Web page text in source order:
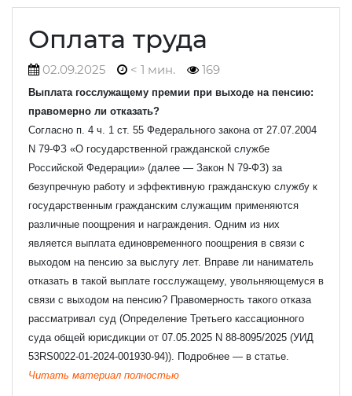
Оплата труда
02.09.2025 < 1 мин. 169
Выплата госслужащему премии при выходе на пенсию:
правомерно ли отказать?
Согласно п. 4 ч. 1 ст. 55 Федерального закона от 27.07.2004
N 79-ФЗ «О государственной гражданской службе
Российской Федерации» (далее — Закон N 79-ФЗ) за
безупречную работу и эффективную гражданскую службу к
государственным гражданским служащим применяются
различные поощрения и награждения. Одним из них
является выплата единовременного поощрения в связи с
выходом на пенсию за выслугу лет. Вправе ли наниматель
отказать в такой выплате госслужащему, увольняющемуся в
связи с выходом на пенсию? Правомерность такого отказа
рассматривал суд (Определение Третьего кассационного
суда общей юрисдикции от 07.05.2025 N 88-8095/2025 (УИД
53RS0022-01-2024-001930-94)). Подробнее — в статье.
Читать материал полностью
Узнать стоимость комплекта
Ваше имя*
Ваш e-mail*